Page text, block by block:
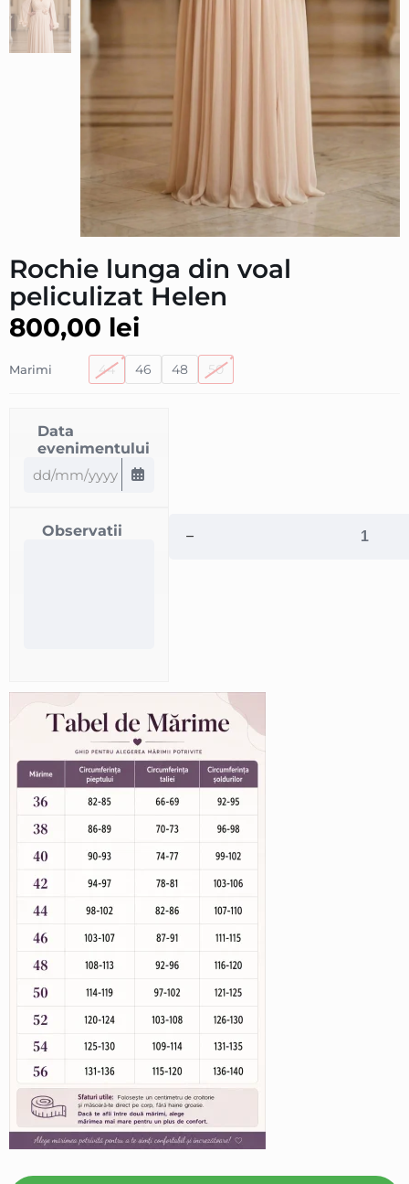
Rochie lunga din voal
peliculizat Helen
800,00 lei
Marimi 44 46 48 50
Data
evenimentului
Observatii